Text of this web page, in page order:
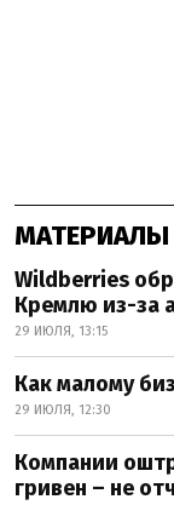
МАТЕРИАЛЫ
Wildberries
Кремлю из-за
29 ИЮЛЯ, 13:15
Как малому
29 ИЮЛЯ, 12:30
Компании
гривен – не